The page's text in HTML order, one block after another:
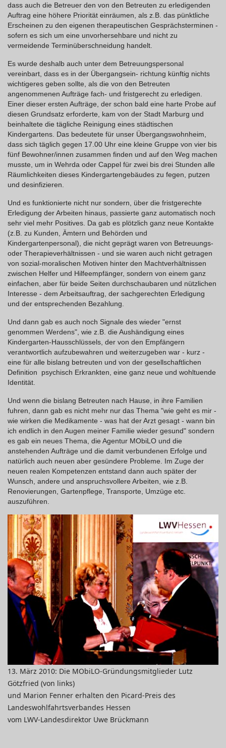
dass auch die Betreuer den von den Betreuten zu erledigenden
Auftrag eine höhere Priorität einräumen, als z.B. das pünktliche
Erscheinen zu den eigenen therapeutischen Gesprächsterminen -
sofern es sich um eine unvorhersehbare und nicht zu
vermeidende Terminüberschneidung handelt.
Es wurde deshalb auch unter dem Betreuungspersonal
vereinbart, dass es in der Übergangsein- richtung künftig nichts
wichtigeres geben sollte, als die von den Betreuten
angenommenen Aufträge fach- und fristgerecht zu erledigen.
Einer dieser ersten Aufträge, der schon bald eine harte Probe auf
diesen Grundsatz erforderte, kam von der Stadt Marburg und
beinhaltete die tägliche Reinigung eines städtischen
Kindergartens. Das bedeutete für unser Übergangswohnheim,
dass sich täglich gegen 17.00 Uhr eine kleine Gruppe von vier bis
fünf Bewohner/innen zusammen finden und auf den Weg machen
musste, um in Wehrda oder Cappel für zwei bis drei Stunden alle
Räumlichkeiten dieses Kindergartengebäudes zu fegen, putzen
und desinfizieren.
Und es funktionierte nicht nur sondern, über die fristgerechte
Erledigung der Arbeiten hinaus, passierte ganz automatisch noch
sehr viel mehr Positives. Da gab es plötzlich ganz neue Kontakte
(z.B. zu Kunden, Ämtern und Behörden und
Kindergartenpersonal), die nicht geprägt waren von Betreuungs-
oder Therapieverhältnissen - und sie waren auch nicht getragen
von sozial-moralischen Motiven hinter den Machtverhältnissen
zwischen Helfer und Hilfeempfänger, sondern von einem ganz
einfachen, aber für beide Seiten durchschaubaren und nützlichen
Interesse - dem Arbeitsauftrag, der sachgerechten Erledigung
und der entsprechenden Bezahlung.
Und dann gab es auch noch Signale des wieder "ernst
genommen Werdens", wie z.B. die Aushändigung eines
Kindergarten-Hausschlüssels, der von den Empfängern
verantwortlich aufzubewahren und weiterzugeben war - kurz -
eine für alle bislang betreuten und von der gesellschaftlichen
Definition psychisch Erkrankten, eine ganz neue und wohltuende
Identität.
Und wenn die bislang Betreuten nach Hause, in ihre Familien
fuhren, dann gab es nicht mehr nur das Thema "wie geht es mir -
wie wirken die Medikamente - was hat der Arzt gesagt - wann bin
ich endlich in den Augen meiner Familie wieder gesund" sondern
es gab ein neues Thema, die Agentur MObiLO und die
anstehenden Aufträge und die damit verbundenen Erfolge und
natürlich auch neuen aber gesündere Probleme. Im Zuge der
neuen realen Kompetenzen entstand dann auch später der
Wunsch, andere und anspruchsvollere Arbeiten, wie z.B.
Renovierungen, Gartenpflege, Transporte, Umzüge etc.
auszuführen.
13. März 2010: Die MObiLO-Gründungsmitglieder Lutz
Götzfried (von links)
und Marion Fenner erhalten den Picard-Preis des
Landeswohlfahrtsverbandes Hessen
vom LWV-Landesdirektor Uwe Brückmann